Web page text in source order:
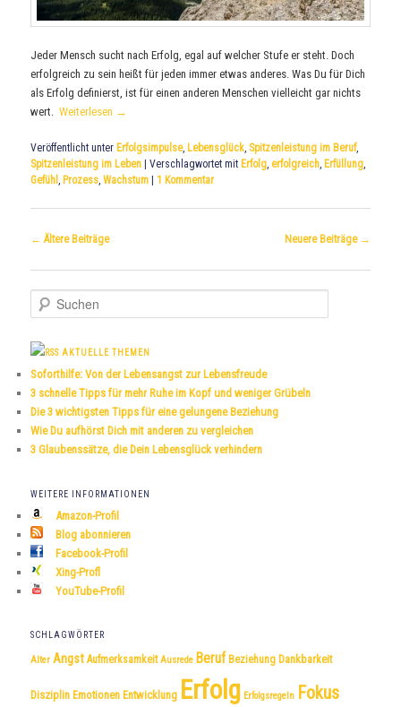
Jeder Mensch sucht nach Erfolg, egal auf welcher Stufe er steht. Doch
erfolgreich zu sein heißt für jeden immer etwas anderes. Was Du für Dich
als Erfolg definierst, ist für einen anderen Menschen vielleicht gar nichts
wert.Weiterlesen →
Veröffentlicht unter Erfolgsimpulse, Lebensglück, Spitzenleistung im Beruf,
Spitzenleistung im Leben
|Verschlagwortet mit Erfolg, erfolgreich, Erfüllung,
Gefühl, Prozess,Wachstum |1 Kommentar
Beitrags-
← Ältere Beiträge Neuere Beiträge →
u
h
n
AKTUELLE THEMEN
Soforthilfe: Von der Lebensangst zur Lebensfreude
3 schnelle Tipps für mehr Ruhe im Kopf und weniger Grübeln
Die 3 wichtigsten Tipps für eine gelungene Beziehung
Wie Du aufhörst Dich mit anderen zu vergleichen
3 Glaubenssätze, die Dein Lebensglück verhindern
WEITERE INFORMATIONEN
Amazon-Profil
Blog abonnieren
Facebook-Profil
Xing-Profl
YouTube-Profil
SCHLAGWÖRTER
Alter Angst Aufmerksamkeit Ausrede Beruf Beziehung Dankbarkeit
Disziplin Emotionen Entwicklung Erfolg Erfolgsregeln Fokus